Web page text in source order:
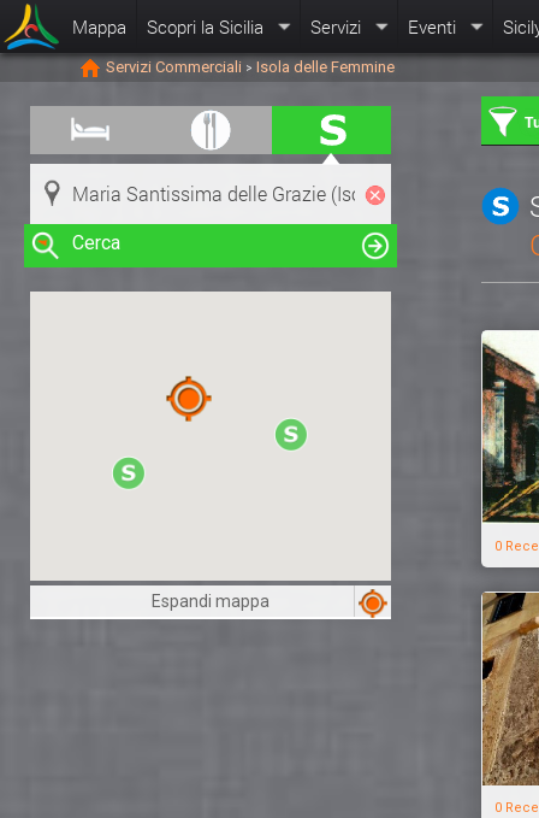
Mappa Scopri la Sicilia Servizi Eventi
Servizi Commerciali > Isola delle Femmine
Cerca
Clicca su una risorsa nella mappa
per visualizzare le informazioni
Espandi mappa
0
0